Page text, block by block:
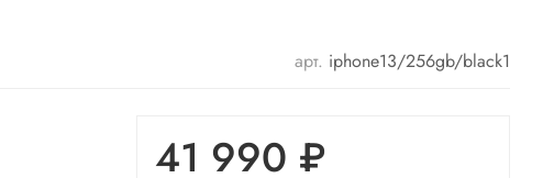
арт. iphone13/256gb/black1
41 990 ₽